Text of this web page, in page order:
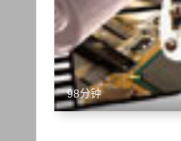
98分钟